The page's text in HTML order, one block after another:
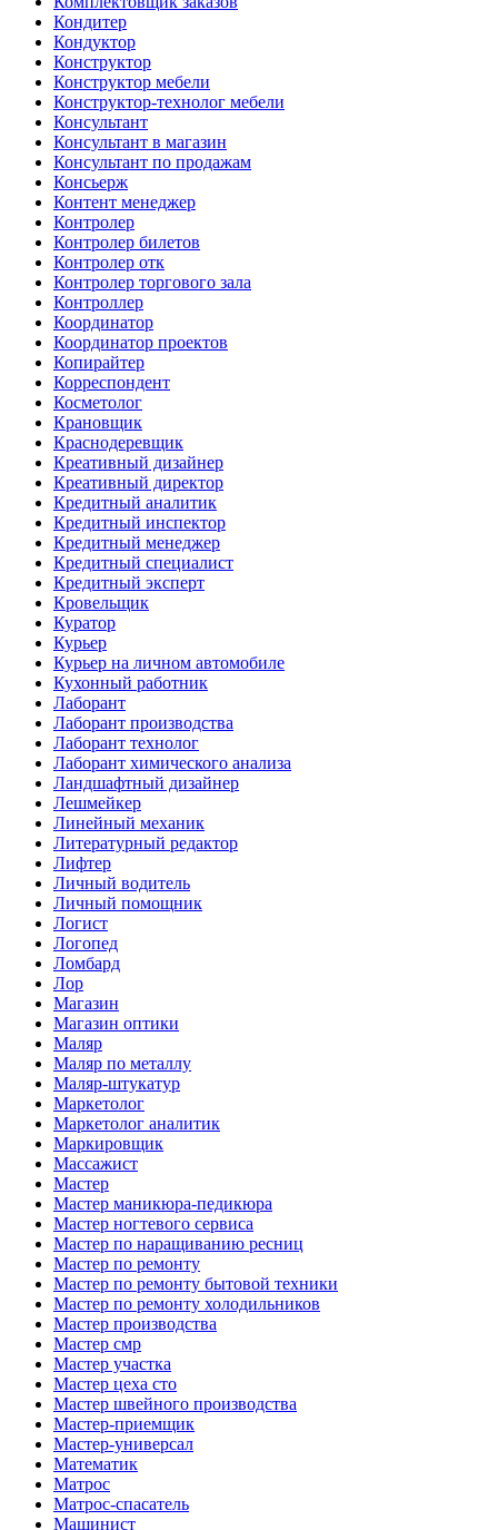
Кондитер
Кондуктор
Конструктор
Конструктор мебели
Конструктор-технолог мебели
Консультант
Консультант в магазин
Консультант по продажам
Консьерж
Контент менеджер
Контролер
Контролер билетов
Контролер отк
Контролер торгового зала
Контроллер
Координатор
Координатор проектов
Копирайтер
Корреспондент
Косметолог
Крановщик
Краснодеревщик
Креативный дизайнер
Креативный директор
Кредитный аналитик
Кредитный инспектор
Кредитный менеджер
Кредитный специалист
Кредитный эксперт
Кровельщик
Куратор
Курьер
Курьер на личном автомобиле
Кухонный работник
Лаборант
Лаборант производства
Лаборант технолог
Лаборант химического анализа
Ландшафтный дизайнер
Лешмейкер
Линейный механик
Литературный редактор
Лифтер
Личный водитель
Личный помощник
Логист
Логопед
Ломбард
Лор
Магазин
Магазин оптики
Маляр
Маляр по металлу
Маляр-штукатур
Маркетолог
Маркетолог аналитик
Маркировщик
Массажист
Мастер
Мастер маникюра-педикюра
Мастер ногтевого сервиса
Мастер по наращиванию ресниц
Мастер по ремонту
Мастер по ремонту бытовой техники
Мастер по ремонту холодильников
Мастер производства
Мастер смр
Мастер участка
Мастер цеха сто
Мастер швейного производства
Мастер-приемщик
Мастер-универсал
Математик
Матрос
Матрос-спасатель
Машинист